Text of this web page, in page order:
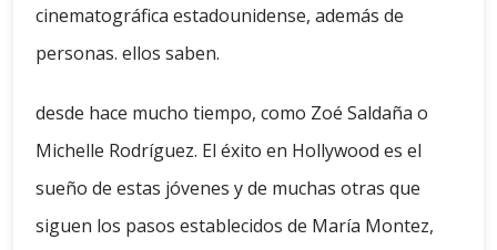
cinematográfica estadounidense, además de
personas. ellos saben.
desde hace mucho tiempo, como Zoé Saldaña o
Michelle Rodríguez. El éxito en Hollywood es el
sueño de estas jóvenes y de muchas otras que
siguen los pasos establecidos de María Montez,